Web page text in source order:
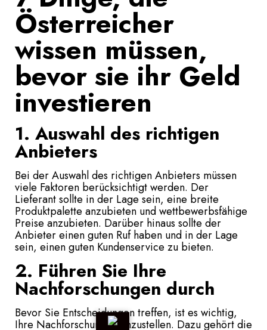
Österreicher
wissen müssen,
bevor sie ihr Geld
investieren
1. Auswahl des richtigen
Anbieters
Bei der Auswahl des richtigen Anbieters müssen
viele Faktoren berücksichtigt werden. Der
Lieferant sollte in der Lage sein, eine breite
Produktpalette anzubieten und wettbewerbsfähige
Preise anzubieten. Darüber hinaus sollte der
Anbieter einen guten Ruf haben und in der Lage
sein, einen guten Kundenservice zu bieten.
2. Führen Sie Ihre
Nachforschungen durch
Bevor Sie Entscheidungen treffen, ist es wichtig,
Ihre Nachforschungen anzustellen. Dazu gehört die